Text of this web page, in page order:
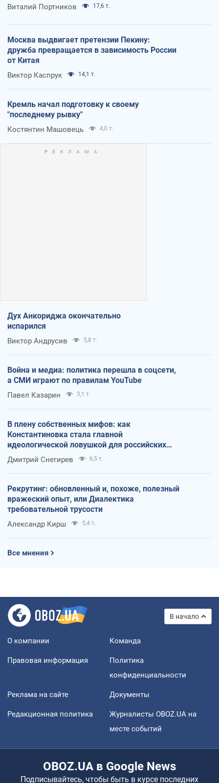
Виталий Портников 17,6 т.
Москва выдвигает претензии Пекину:
дружба превращается в зависимость России
от Китая
Виктор Каспрук 14,1 т.
Кремль начал подготовку к своему
"последнему рывку"
Костянтин Машовець 4,0 т.
Дух Анкориджа окончательно
испарился
Виктор Андрусив 5,8 т.
Война и медиа: политика перешла в соцсети,
а СМИ играют по правилам YouTube
Павел Казарин 3,1 т.
В плену собственных мифов: как
Константиновка стала главной
идеологической ловушкой для российских
оккупантов
Дмитрий Снегирев 6,5 т.
Рекрутинг: обновленный и, похоже, полезный
вражеский опыт, или Диалектика
требовательной трусости
Александр Кирш 5,4 т.
Все мнения
В начало
О компании Команда
Правовая информация
Политика
конфиденциальности
Реклама на сайте Документы
Редакционная политика
Журналисты OBOZ.UA на
месте событий
OBOZ.UA в Google News
Подписывайтесь, чтобы быть в курсе последних